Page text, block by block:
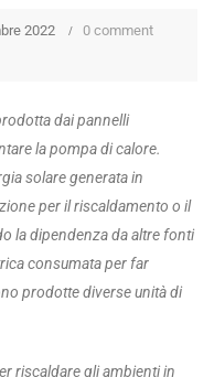
2022
0 comment
dai pannelli
la pompa di calore.
solare generata in
per il riscaldamento o il
la dipendenza da altre fonti
consumata per far
prodotte diverse unità di
riscaldare gli ambienti in